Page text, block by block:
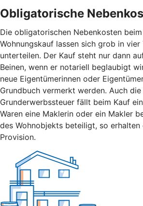
Obligatorische
Die obligatorischen Nebenkosten
Wohnungskauf lassen sich grob in vier
unterteilen. Der Kauf steht nur dann
Beinen, wenn er notariell beglaubigt
neue Eigentümerinnen oder
Grundbuch vermerkt werden. Auch die
Grunderwerbssteuer fällt beim Kauf
Waren eine Maklerin oder ein Makler
des Wohnobjekts beteiligt, so erhalten
Provision.